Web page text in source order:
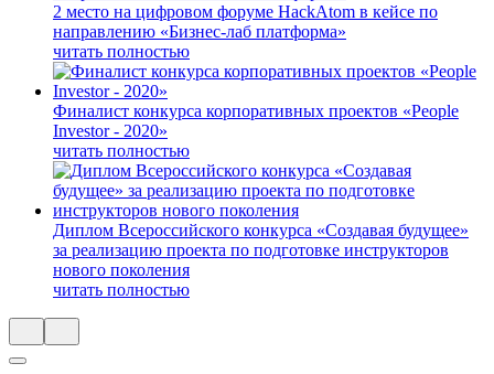
2 место на цифровом форуме HackAtom в кейсе по
направлению «Бизнес-лаб платформа»
читать полностью
Финалист конкурса корпоративных проектов «People
Investor - 2020»
читать полностью
Диплом Всероссийского конкурса «Создавая будущее»
за реализацию проекта по подготовке инструкторов
нового поколения
читать полностью